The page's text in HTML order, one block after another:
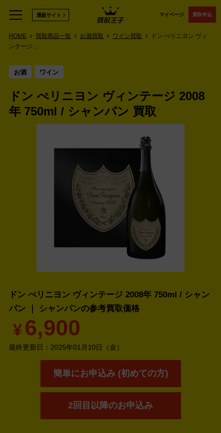
マイページ 買取申込
通販サイト
HOME 買取商品一覧 お酒買取 ワイン買取
ドン ぺリニヨン ヴィ
ンテージ ...
お酒 ワイン
ドン ぺリニヨン ヴィンテージ 2008
年 750ml / シャンパン 買取
ドン ぺリニヨン ヴィンテージ 2008年 750ml / シャン
パン ｜ シャンパンの参考買取価格
¥6,900
最終更新日： 2025年01月10日（金）
簡単にお申込み (初めての方)
2回目以降のお申込み